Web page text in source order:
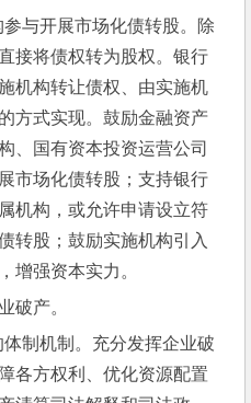
与开展市场化债转股。除
接将债权转为股权。银行
机构转让债权、由实施机
方式实现。鼓励金融资产
、国有资本投资运营公司
市场化债转股；支持银行
机构，或允许申请设立符
转股；鼓励实施机构引入
增强资本实力。
破产。
制机制。充分发挥企业破
各方权利、优化资源配置